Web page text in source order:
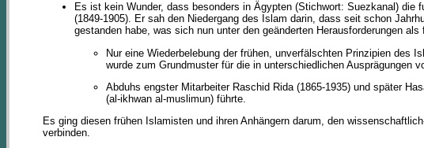
Es ist kein Wunder, dass besonders in Ägypten (Stichwort: Suezkanal) die
(1849-1905). Er sah den Niedergang des Islam darin, dass seit schon
gestanden habe, was sich nun unter den geänderten Herausforderungen als
Nur eine Wiederbelebung der frühen, unverfälschten Prinzipien des
wurde zum Grundmuster für die in unterschiedlichen Ausprägungen
Abduhs engster Mitarbeiter Raschid Rida (1865-1935) und später
(al-ikhwan al-muslimun) führte.
Es ging diesen frühen Islamisten und ihren Anhängern darum, den
verbinden.